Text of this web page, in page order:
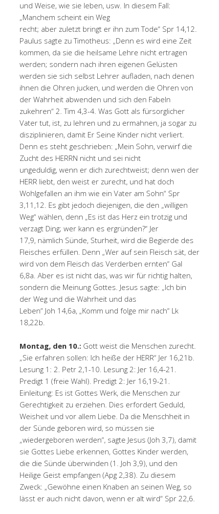
und Weise, wie sie leben, usw. In diesem Fall:
„Manchem scheint ein Weg
recht; aber zuletzt bringt er ihn zum Tode“ Spr 14,12.
Paulus sagte zu Timotheus: „Denn es wird eine Zeit
kommen, da sie die heilsame Lehre nicht ertragen
werden; sondern nach ihren eigenen Gelüsten
werden sie sich selbst Lehrer aufladen, nach denen
ihnen die Ohren jucken, und werden die Ohren von
der Wahrheit abwenden und sich den Fabeln
zukehren“ 2. Tim 4,3-4. Was Gott als fürsorglicher
Vater tut, ist, zu lehren und zu ermahnen, ja sogar zu
disziplinieren, damit Er Seine Kinder nicht verliert.
Denn es steht geschrieben: „Mein Sohn, verwirf die
Zucht des HERRN nicht und sei nicht
ungeduldig, wenn er dich zurechtweist; denn wen der
HERR liebt, den weist er zurecht, und hat doch
Wohlgefallen an ihm wie ein Vater am Sohn“ Spr
3,11,12. Es gibt jedoch diejenigen, die den „willigen
Weg“ wählen, denn „Es ist das Herz ein trotzig und
verzagt Ding; wer kann es ergründen?“ Jer
17,9, nämlich Sünde, Sturheit, wird die Begierde des
Fleisches erfüllen. Denn „Wer auf sein Fleisch sät, der
wird von dem Fleisch das Verderben ernten“ Gal
6,8a. Aber es ist nicht das, was wir für richtig halten,
sondern die Meinung Gottes. Jesus sagte: „Ich bin
der Weg und die Wahrheit und das
Leben“ Joh 14,6a, „Komm und folge mir nach“ Lk
18,22b.
Montag, den 10.: Gott weist die Menschen zurecht.
„Sie erfahren sollen: Ich heiße der HERR“ Jer 16,21b.
Lesung 1: 2. Petr 2,1-10. Lesung 2: Jer 16,4-21.
Predigt 1 (freie Wahl). Predigt 2: Jer 16,19-21.
Einleitung: Es ist Gottes Werk, die Menschen zur
Gerechtigkeit zu erziehen. Dies erfordert Geduld,
Weisheit und vor allem Liebe. Da die Menschheit in
der Sünde geboren wird, so müssen sie
„wiedergeboren werden“, sagte Jesus (Joh 3,7), damit
sie Gottes Liebe erkennen, Gottes Kinder werden,
die die Sünde überwinden (1. Joh 3,9), und den
Heilige Geist empfangen (Apg 2,38). Zu diesem
Zweck: „Gewöhne einen Knaben an seinen Weg, so
lässt er auch nicht davon, wenn er alt wird“ Spr 22,6.